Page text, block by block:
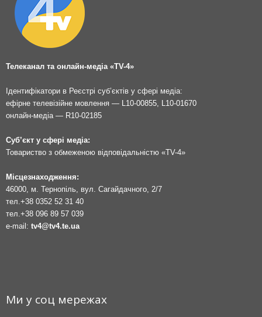
Телеканал та онлайн-медіа «TV-4»
Ідентифікатори в Реєстрі суб’єктів у сфері медіа:
ефірне телевізійне мовлення — L10-00855, L10-01670
онлайн-медіа — R10-02185
Суб’єкт у сфері медіа:
Товариство з обмеженою відповідальністю «TV-4»
Місцезнаходження:
46000, м. Тернопіль, вул. Сагайдачного, 2/7
тел.+38 0352 52 31 40
тел.+38 096 89 57 039
e-mail: tv4@tv4.te.ua
Ми у соц мережах